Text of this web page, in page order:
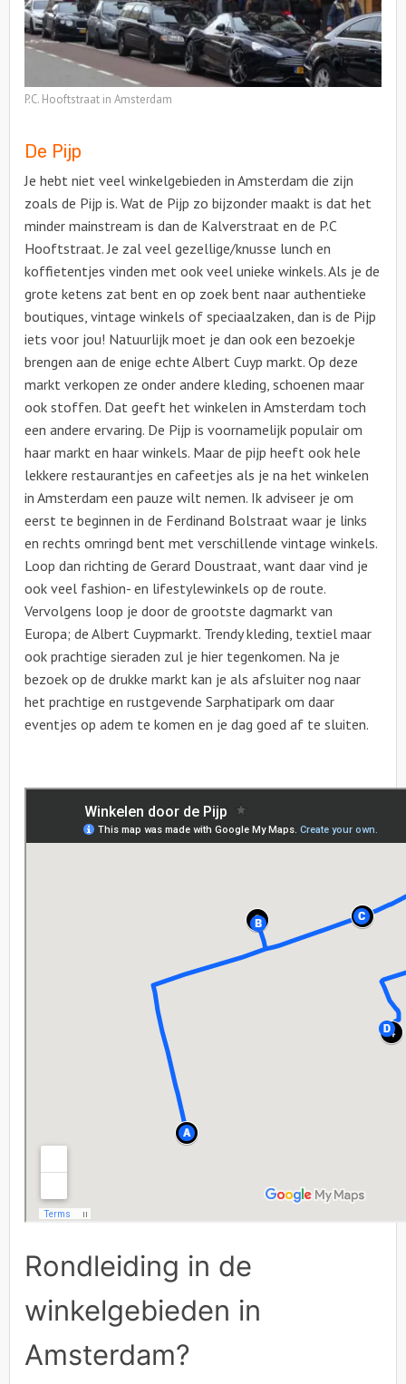
P.C. Hooftstraat in Amsterdam
De Pijp
Je hebt niet veel winkelgebieden in Amsterdam die zijn
zoals de Pijp is. Wat de Pijp zo bijzonder maakt is dat het
minder mainstream is dan de Kalverstraat en de P.C
Hooftstraat. Je zal veel gezellige/knusse lunch en
koffietentjes vinden met ook veel unieke winkels. Als je de
grote ketens zat bent en op zoek bent naar authentieke
boutiques, vintage winkels of speciaalzaken, dan is de Pijp
iets voor jou! Natuurlijk moet je dan ook een bezoekje
brengen aan de enige echte Albert Cuyp markt. Op deze
markt verkopen ze onder andere kleding, schoenen maar
ook stoffen. Dat geeft het winkelen in Amsterdam toch
een andere ervaring. De Pijp is voornamelijk populair om
haar markt en haar winkels. Maar de pijp heeft ook hele
lekkere restaurantjes en cafeetjes als je na het winkelen
in Amsterdam een pauze wilt nemen. Ik adviseer je om
eerst te beginnen in de Ferdinand Bolstraat waar je links
en rechts omringd bent met verschillende vintage winkels.
Loop dan richting de Gerard Doustraat, want daar vind je
ook veel fashion- en lifestylewinkels op de route.
Vervolgens loop je door de grootste dagmarkt van
Europa; de Albert Cuypmarkt. Trendy kleding, textiel maar
ook prachtige sieraden zul je hier tegenkomen. Na je
bezoek op de drukke markt kan je als afsluiter nog naar
het prachtige en rustgevende Sarphatipark om daar
eventjes op adem te komen en je dag goed af te sluiten.
Rondleiding in de
winkelgebieden in
Amsterdam?